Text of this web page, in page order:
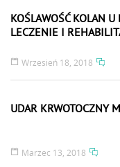
KOŚLAWOŚĆ KOLAN
LECZENIE I
Wrzesień 18, 2018
UDAR KRWOTOCZNY
Marzec 13, 2018